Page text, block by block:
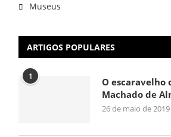
Museus
ARTIGOS POPULARES
1
O escaravelho
Machado de
26 de maio de 2019